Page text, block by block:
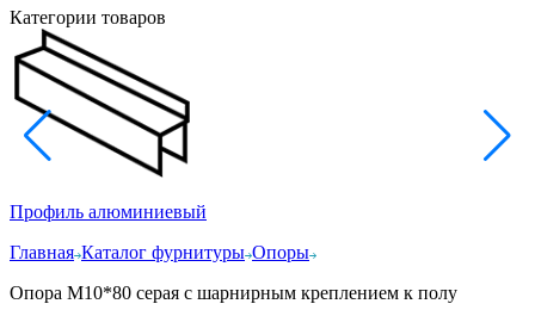
Категории товаров
Профиль алюминиевый
Главная Каталог фурнитуры Опоры
Опора М10*80 серая с шарнирным креплением к полу